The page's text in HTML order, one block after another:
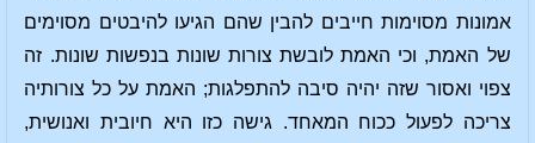
אמונות מסוימות חייבים להבין שהם הגיעו להיבטים מסוימים
של האמת, וכי האמת לובשת צורות שונות בנפשות שונות. זה
צפוי ואסור שזה יהיה סיבה להתפלגות; האמת על כל צורותיה
צריכה לפעול ככוח המאחד. גישה כזו היא חיובית ואנושית,